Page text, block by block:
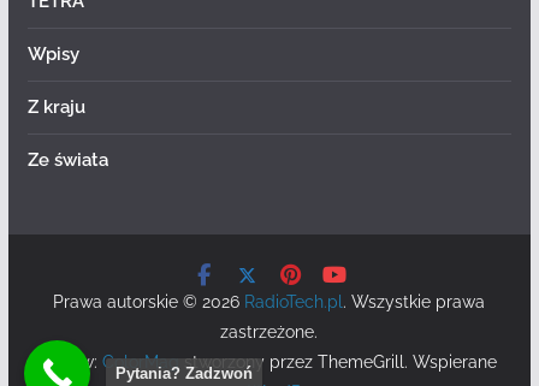
Wpisy
Z kraju
Ze świata
Prawa autorskie © 2026 RadioTech.pl . Wszystkie prawa
zastrzeżone.
Motyw:ColorMagstworzony przez ThemeGrill. Wspierane
Pytania? Zadzwoń